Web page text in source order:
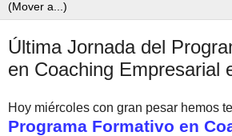
Última Jornada del
en Coaching Empresarial
Hoy miércoles con gran pesar hemos
Programa Formativo en